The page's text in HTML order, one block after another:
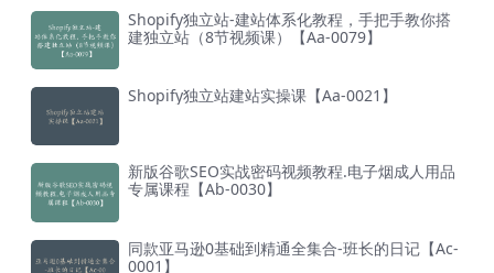
Shopify独立站-建站体系化教程，手把手教你搭
建独立站（8节视频课）【Aa-0079】
Shopify独立站建站实操课【Aa-0021】
新版谷歌SEO实战密码视频教程.电子烟成人用品
专属课程【Ab-0030】
同款亚马逊0基础到精通全集合-班长的日记【Ac-
0001】